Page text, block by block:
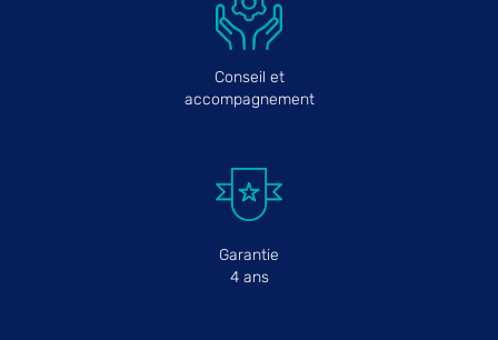
Conseil et
accompagnement
Garantie
4 ans